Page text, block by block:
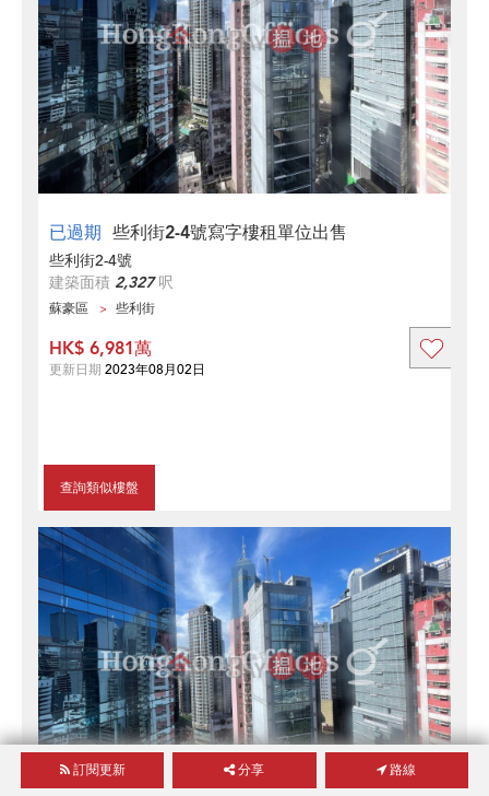
已過期 些利街2-4號寫字樓租單位出售
些利街2-4號
建築面積 2,327呎
蘇豪區 些利街
查詢類似樓盤
HK$ 6,981萬
更新日期 2023年08月02日
訂閱更新 分享 路線